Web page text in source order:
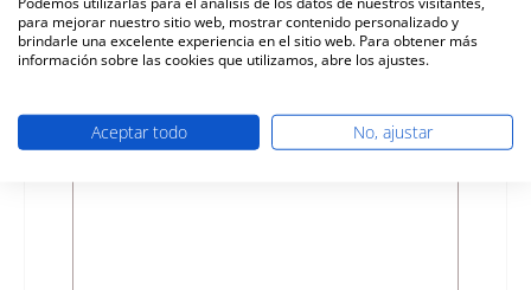
Precio normal:
99,23 €
tiempo de entrega aprox. 2-3 semanas
para mejorar nuestro sitio web, mostrar contenido personalizado y
brindarle una excelente experiencia en el sitio web. Para obtener más
información sobre las cookies que utilizamos, abre los ajustes.
Aceptar todo No, ajustar